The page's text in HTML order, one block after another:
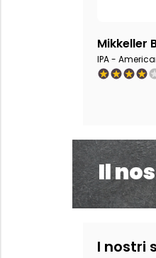
Mikkeller
IPA -
Il
I nostri